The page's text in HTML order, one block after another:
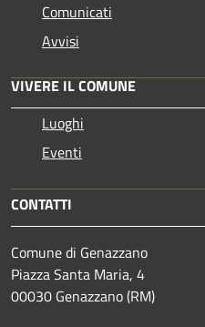
Comunicati
Avvisi
VIVERE IL COMUNE
Luoghi
Eventi
CONTATTI
Comune di Genazzano
Piazza Santa Maria, 4
00030 Genazzano (RM)